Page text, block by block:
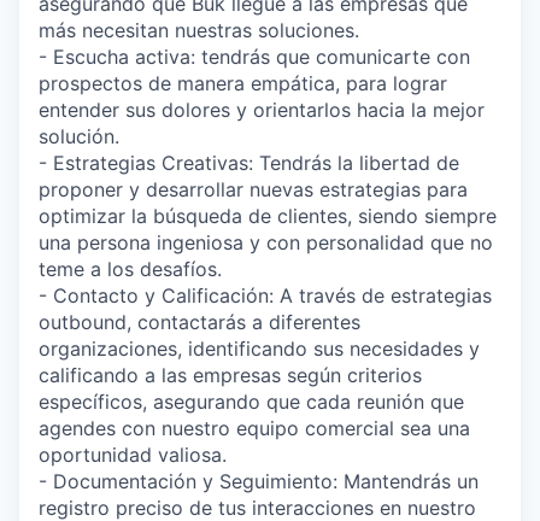
más necesitan nuestras soluciones.
- Escucha activa: tendrás que comunicarte con
prospectos de manera empática, para lograr
entender sus dolores y orientarlos hacia la mejor
solución.
- Estrategias Creativas: Tendrás la libertad de
proponer y desarrollar nuevas estrategias para
optimizar la búsqueda de clientes, siendo siempre
una persona ingeniosa y con personalidad que no
teme a los desafíos.
- Contacto y Calificación: A través de estrategias
outbound, contactarás a diferentes
organizaciones, identificando sus necesidades y
calificando a las empresas según criterios
específicos, asegurando que cada reunión que
agendes con nuestro equipo comercial sea una
oportunidad valiosa.
- Documentación y Seguimiento: Mantendrás un
registro preciso de tus interacciones en nuestro